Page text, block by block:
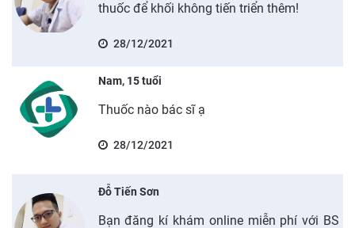
thuốc để khối không tiến triển thêm!
28/12/2021
Nam, 15 tuổi
Thuốc nào bác sĩ ạ
28/12/2021
Đỗ Tiến Sơn
Bạn đăng kí khám online miễn phí với BS